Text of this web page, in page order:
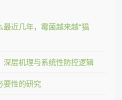
近几年，霉菌越来越“猖
深层机理与系统性防控逻辑
要性的研究